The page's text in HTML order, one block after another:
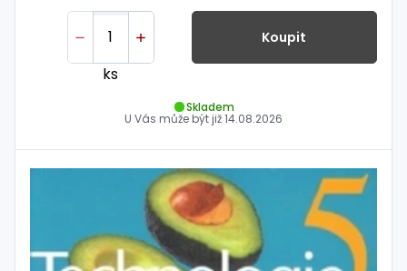
ks
Koupit
Skladem
U Vás může být již14.08.2026